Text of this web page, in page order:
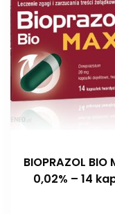
BIOPRAZOL BIO
0,02% – 14